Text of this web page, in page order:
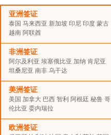
亚洲签证
泰国 马来西亚 新加坡 印尼 印度 蒙古
越南 阿联酋
非洲签证
阿尔及利亚 埃塞俄比亚 加纳 肯尼亚
坦桑尼亚 南非 乌干达
美洲签证
美国 加拿大 巴西 智利 阿根廷 秘鲁 哥
伦比亚 委内瑞拉
欧洲签证